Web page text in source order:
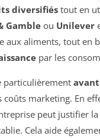
diversifiéstout en
Gambleou Unilever
aux aliments, tout en
par les
particulièrement
coûts marketing. En
peut justifier
Cela aide